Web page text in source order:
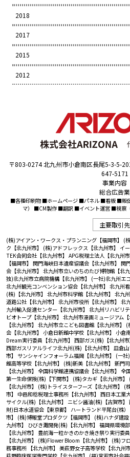
2018
2017
2015
2012
〒803-0274 北九州市小倉南区長尾5-3-5-
647-5171
事業内容
総合広告業
■各種印刷物 ■ホームページ ■パネル ■看板 ■販
マ） ■CM製作 ■翻訳 ■イベント運営 ■視察
主要取引先
(株)アイアン・ワークス・プランニング【福岡市】 (
ク【北九州市】 (株)アドフレックス【北九州市】 イ
TEK合同会社【北九州市】 APG税理士法人【北九州市
【福岡市】 関門海峡日本遺産協議会【北九州市】 関
会【北九州市】 北九州市立いのちのたび博物館【北九
独)北九州市立病院機構【北九州市】 (一社)北九州エ
北九州観光コンベンション協会【北九州市】 北九州
(株)【北九州市】 北九州市科学館【北九州市】 北九
道路公社【北九州市】 北九州市役所【北九州市】 北
九州輸入促進センター【北九州市】 北九州リハビリ
ビオトープ【北九州市】 北九州市漫画ミュージアム【
【北九州市】 北九州市立こども図書館【北九州市】 (
会【北九州市】 小倉日新館中学校【北九州市】 小倉
Dream実行委員【北九州市】 西部ガス(株)【北九州市
西部ガスリアルライフ北九州(株)【北九州市】 皿倉
市】 サンシャインフォーラム福岡【北九州市】 (一社
館高等学校【北九州市】 (株)新美【北九州市】 新門
【北九州市】 全国科学館連携協議会【北九州市】 全
第一生命保険(株)【下関市】 (株)タカギ【北九州市】
【北九州市】 (株)トライスターフーズ【北九州市】 (
市】 中邑和稔税理士事務所【北九州市】 西日本工業
サイクル(株)【北九州市】 ニビシ醤油(株)【古賀市】
財)日本水道協会【東京都】 ハートランド平尾台(株）
市】 (株)博報堂プロダクツ【福岡市】 (株)ハナダ建設
九州市】 ひびき灘開発(株)【北九州市】 福岡県環境
【北九州市】 豊前海一粒かきのかき焼き祭り実行委
【北九州市】 (株)Flower Bloom【北九州市】 (株)フ
務事務所 【北九州市】 美萩野女子高等学校【北九州市